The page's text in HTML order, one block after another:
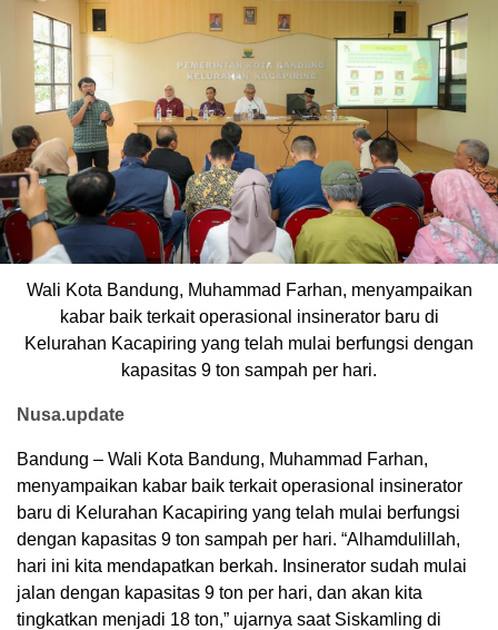
Wali Kota Bandung, Muhammad Farhan, menyampaikan
kabar baik terkait operasional insinerator baru di
Kelurahan Kacapiring yang telah mulai berfungsi dengan
kapasitas 9 ton sampah per hari.
Nusa.update
Bandung – Wali Kota Bandung, Muhammad Farhan,
menyampaikan kabar baik terkait operasional insinerator
baru di Kelurahan Kacapiring yang telah mulai berfungsi
dengan kapasitas 9 ton sampah per hari. “Alhamdulillah,
hari ini kita mendapatkan berkah. Insinerator sudah mulai
jalan dengan kapasitas 9 ton per hari, dan akan kita
tingkatkan menjadi 18 ton,” ujarnya saat Siskamling di